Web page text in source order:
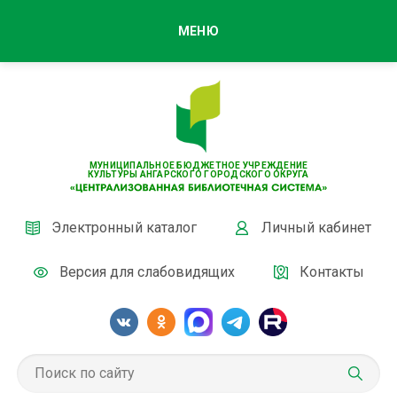
МУНИЦИПАЛЬНОЕ БЮДЖЕТНОЕ УЧРЕЖДЕНИЕ
КУЛЬТУРЫ АНГАРСКОГО ГОРОДСКОГО ОКРУГА
Электронный каталог Личный кабинет
Версия для слабовидящих Контакты
МЕНЮ